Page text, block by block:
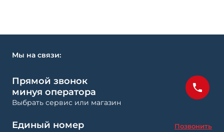
Мы на связи:
Прямой звонок
минуя оператора
Выбрать сервис или магазин
Единый номер Позвонить